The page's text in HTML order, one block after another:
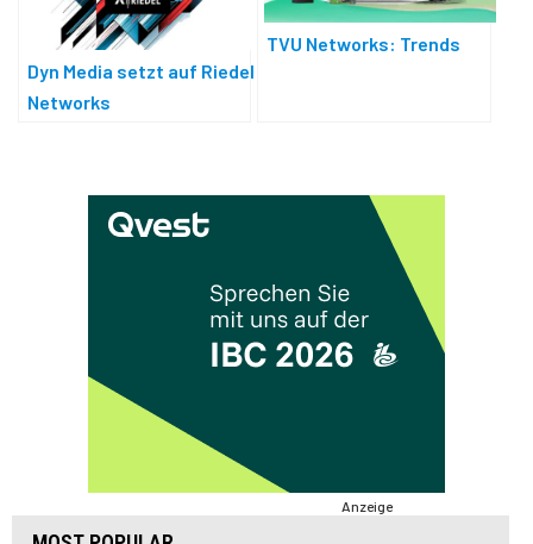
Dyn Media setzt auf Riedel
Networks
TVU Networks: Trends
Anzeige